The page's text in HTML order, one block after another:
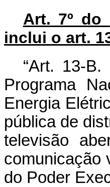
Art. 7º do
inclui o art.
“Art. 13-
Programa
Energia
pública de
televisão
comunicação
do Poder